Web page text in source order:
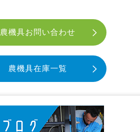
農機具お問い合わせ
農機具在庫一覧